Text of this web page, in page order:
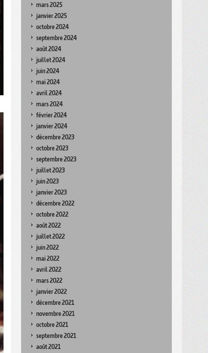
mars 2025
janvier 2025
octobre 2024
septembre 2024
août 2024
juillet 2024
juin 2024
mai 2024
avril 2024
mars 2024
février 2024
janvier 2024
décembre 2023
octobre 2023
septembre 2023
juillet 2023
juin 2023
janvier 2023
décembre 2022
octobre 2022
août 2022
juillet 2022
juin 2022
mai 2022
avril 2022
mars 2022
janvier 2022
décembre 2021
novembre 2021
octobre 2021
septembre 2021
août 2021